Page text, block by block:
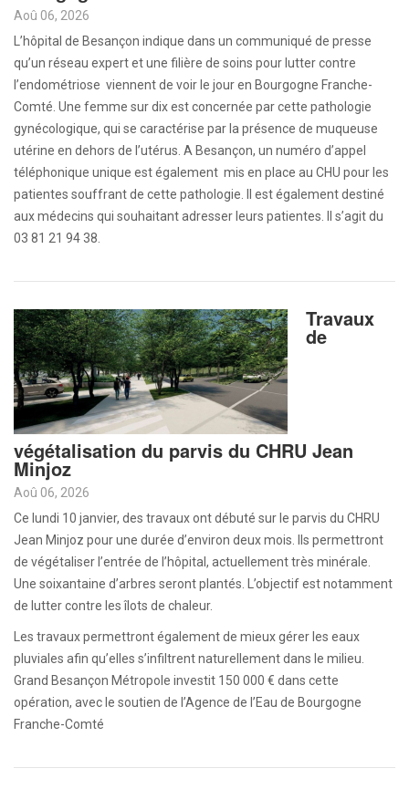
Aoû 06, 2026
L’hôpital de Besançon indique dans un communiqué de presse
qu’un réseau expert et une filière de soins pour lutter contre
l’endométriose viennent de voir le jour en Bourgogne Franche-
Comté. Une femme sur dix est concernée par cette pathologie
gynécologique, qui se caractérise par la présence de muqueuse
utérine en dehors de l’utérus. A Besançon, un numéro d’appel
téléphonique unique est également mis en place au CHU pour les
patientes souffrant de cette pathologie. Il est également destiné
aux médecins qui souhaitant adresser leurs patientes. Il s’agit du
03 81 21 94 38.
Travaux
de
végétalisation du parvis du CHRU Jean
Minjoz
Aoû 06, 2026
Ce lundi 10 janvier, des travaux ont débuté sur le parvis du CHRU
Jean Minjoz pour une durée d’environ deux mois. Ils permettront
de végétaliser l’entrée de l’hôpital, actuellement très minérale.
Une soixantaine d’arbres seront plantés. L’objectif est notamment
de lutter contre les îlots de chaleur.
Les travaux permettront également de mieux gérer les eaux
pluviales afin qu’elles s’infiltrent naturellement dans le milieu.
Grand Besançon Métropole investit 150 000 € dans cette
opération, avec le soutien de l’Agence de l’Eau de Bourgogne
Franche-Comté